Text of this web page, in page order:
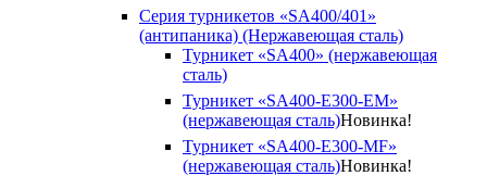
Серия турникетов «SA400/401»
(антипаника) (Нержавеющая сталь)
Турникет «SA400» (нержавеющая
сталь)
Турникет «SA400-Е300-EM»
(нержавеющая сталь)Новинка!
Турникет «SA400-Е300-MF»
(нержавеющая сталь)Новинка!